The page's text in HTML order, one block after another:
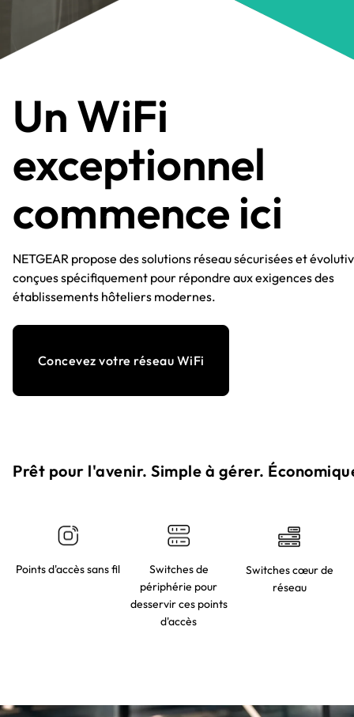
Un WiFi
exceptionnel
commence ici
NETGEAR propose des solutions réseau sécurisées et
conçues spécifiquement pour répondre aux exigences des
établissements hôteliers modernes.​
Concevez votre réseau WiFi
Prêt pour l'avenir. Simple à gérer.
Points d'accès sans fil
Switches de
périphérie pour
desservir ces points
d'accès
Switches cœur de
réseau